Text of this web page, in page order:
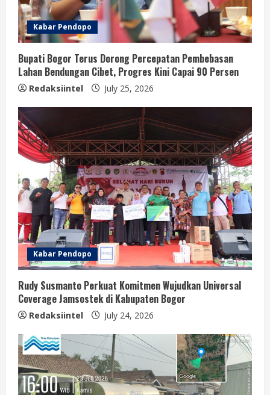
Kabar Pendopo
Bupati Bogor Terus Dorong Percepatan Pembebasan
Lahan Bendungan Cibet, Progres Kini Capai 90 Persen
Redaksiintel July 25, 2026
Kabar Pendopo
Rudy Susmanto Perkuat Komitmen Wujudkan Universal
Coverage Jamsostek di Kabupaten Bogor
Redaksiintel July 24, 2026